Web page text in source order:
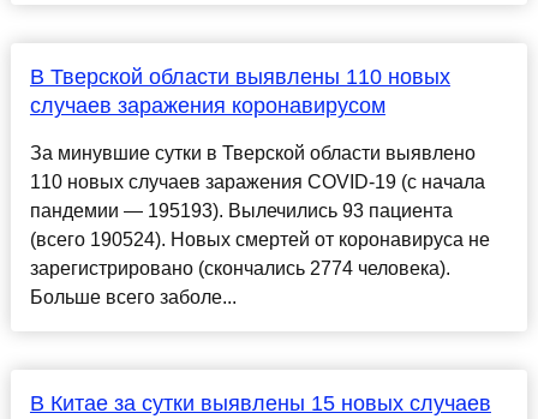
В Тверской области выявлены 110 новых
случаев заражения коронавирусом
За минувшие сутки в Тверской области выявлено
110 новых случаев заражения COVID-19 (с начала
пандемии — 195193). Вылечились 93 пациента
(всего 190524). Новых смертей от коронавируса не
зарегистрировано (скончались 2774 человека).
Больше всего заболе...
В Китае за сутки выявлены 15 новых случаев